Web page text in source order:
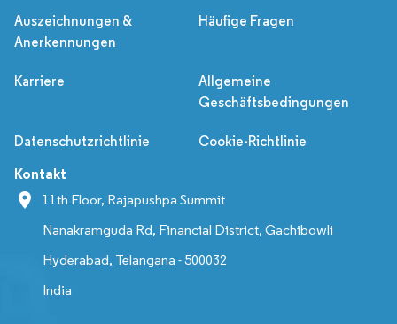
Auszeichnungen &
Anerkennungen
Häufige Fragen
Karriere
Allgemeine
Geschäftsbedingungen
Datenschutzrichtlinie Cookie-Richtlinie
Kontakt
11th Floor, Rajapushpa Summit
Nanakramguda Rd, Financial District, Gachibowli
Hyderabad, Telangana - 500032
India